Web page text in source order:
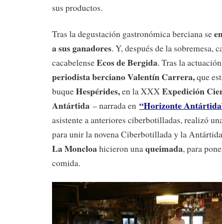
sus productos.
Tras la degustación gastronómica berciana se
a sus ganadores. Y, después de la sobremesa,
cacabelenseEcos de Bergida. Tras la
periodista berciano Valentín Carrera,que
buqueHespérides,en la XXX Expedición
Antártida – narrada en “Horizonte
asistente a anteriores ciberbotilladas, realizó
para unir la novena Ciberbotillada y la
La Moncloahicieron unaqueimada, para
comida.